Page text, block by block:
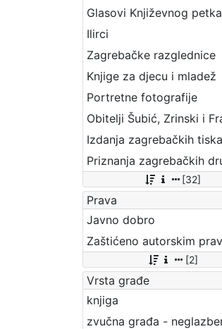
Glasovi Književnog petka
Ilirci
Zagrebačke razglednice
Knjige za djecu i mladež
Portretne fotografije
[32]
Prava
Javno dobro
[2]
Vrsta građe
knjiga
zvučna građa -